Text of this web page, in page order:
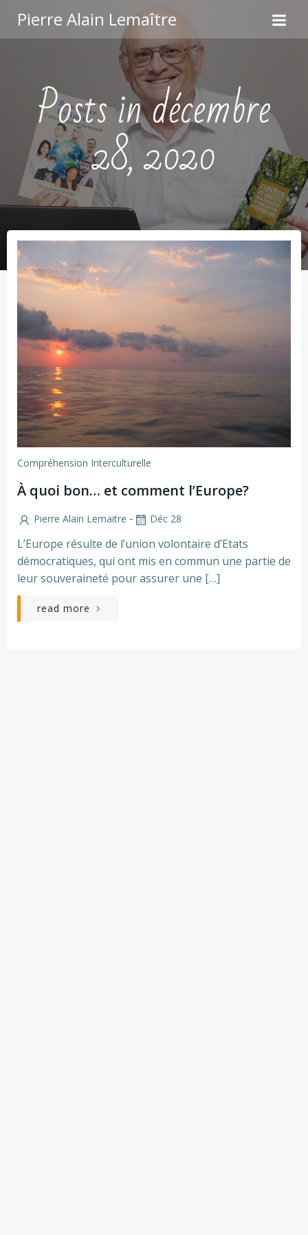
au
contenu
Pierre Alain Lemaître
Posts in décembre
28, 2020
Compréhension Interculturelle
À quoi bon… et comment l’Europe?
Pierre Alain Lemaitre - Déc 28
L’Europe résulte de l’union volontaire d’Etats
démocratiques, qui ont mis en commun une partie de
leur souveraineté pour assurer une […]
read more